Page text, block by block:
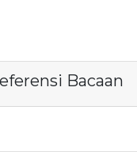
Bacaan